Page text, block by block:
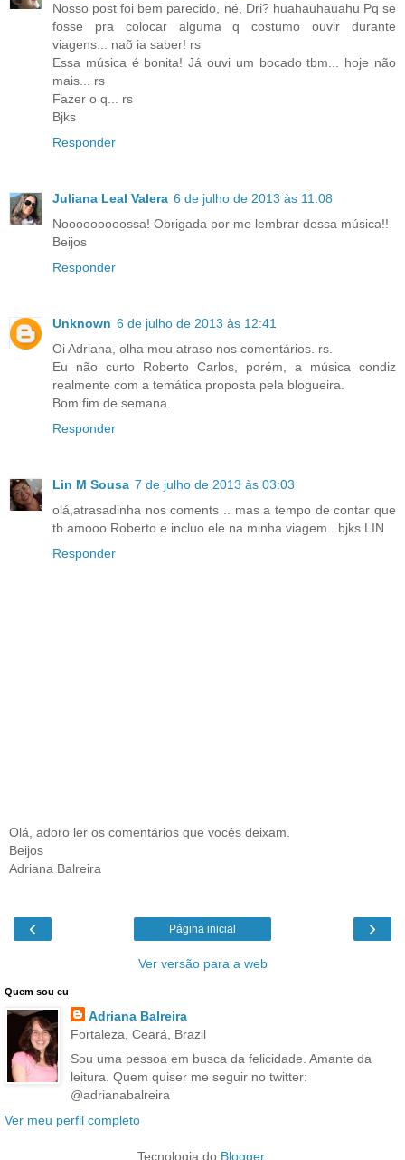
Nosso post foi bem parecido, né, Dri? huahauhauahu Pq se
fosse pra colocar alguma q costumo ouvir durante
viagens... naõ ia saber! rs
Essa música é bonita! Já ouvi um bocado tbm... hoje não
mais... rs
Fazer o q... rs
Bjks
Responder
Juliana Leal Valera 6 de julho de 2013 às 11:08
Nooooooooossa! Obrigada por me lembrar dessa música!!
Beijos
Responder
Unknown 6 de julho de 2013 às 12:41
Oi Adriana, olha meu atraso nos comentários. rs.
Eu não curto Roberto Carlos, porém, a música condiz
realmente com a temática proposta pela blogueira.
Bom fim de semana.
Responder
Lin M Sousa 7 de julho de 2013 às 03:03
olá,atrasadinha nos coments .. mas a tempo de contar que
tb amooo Roberto e incluo ele na minha viagem ..bjks LIN
Responder
Olá, adoro ler os comentários que vocês deixam.
Beijos
Adriana Balreira
‹ ›
Página inicial
Ver versão para a web
Quem sou eu
Adriana Balreira
Fortaleza, Ceará, Brazil
Sou uma pessoa em busca da felicidade. Amante da
leitura. Quem quiser me seguir no twitter:
@adrianabalreira
Ver meu perfil completo
Tecnologia do Blogger.